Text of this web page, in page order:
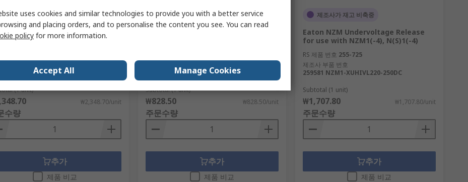
제조사가 재고 비축중
NZM Undervoltage Release
use with N(S)4(-4), NZM4(-4)
(1 unit)
₩2,348.70/unit
수량
추가
제품 비교
제조사가 재고 비축중
Eaton Eaton Moeller Series Black,
RS 제품 번호251-581
제조사 부품 번호206891 CI-K5-125-TS
Subtotal (1 unit)
₩828.50 ₩828.50/unit
주문수량
추가
제품 비교
제조사가 재고 비축중
Eaton NZM Undervoltage Release
for use with NZM1(-4), N(S)1(-4)
RS 제품 번호 255-725
제조사 부품 번호
259581 NZM1-XUHIVL220-250DC
Subtotal (1 unit)
₩1,707.80 ₩1,707.80/unit
주문수량
추가
제품 비교
uses cookies and similar technologies to provide you with a better service
and placing orders, and to personalise the content you see. You can read
policy for more information.
Accept All Manage Cookies